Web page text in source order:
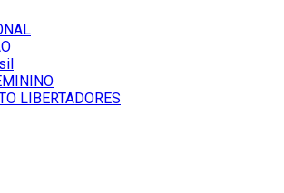
LIBERTADORES